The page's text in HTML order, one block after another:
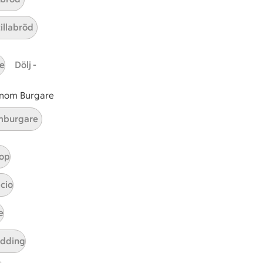
Dölj -
Burgare
3 kommentarer
är ett klimartsmart val.
tillaga
har Medel svårighetsgrad